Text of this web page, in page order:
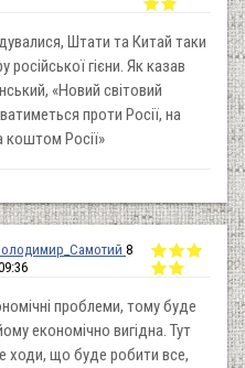
Штати та Китай таки
російської гієни. Як казав
«Новий світовий
проти Росії, на
коштом Росії»
8
проблеми, тому буде
економічно вигідна. Тут
ходи, що буде робити все,